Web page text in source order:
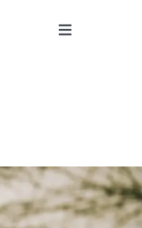
Toggle